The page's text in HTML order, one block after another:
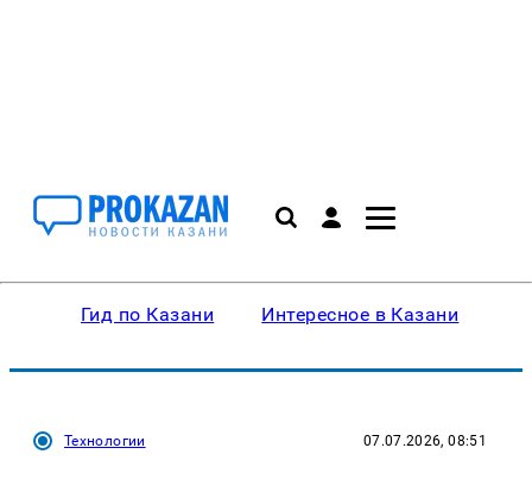
Гид по Казани Интересное в Казани
Технологии 07.07.2026, 08:51